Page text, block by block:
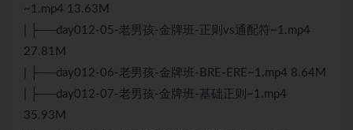
~1.mp4 13.63M
| ├──day012-05-老男孩-金牌班-正则vs通配符~1.mp4
27.81M
| ├──day012-06-老男孩-金牌班-BRE-ERE~1.mp4 8.64M
| ├──day012-07-老男孩-金牌班-基础正则~1.mp4
35.93M